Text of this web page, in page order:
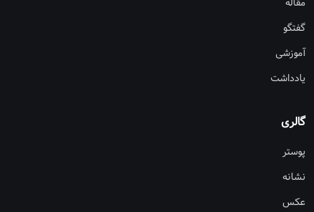
گفتگو
آموزشی
یادداشت
گالری
پوستر
نشانه
عکس